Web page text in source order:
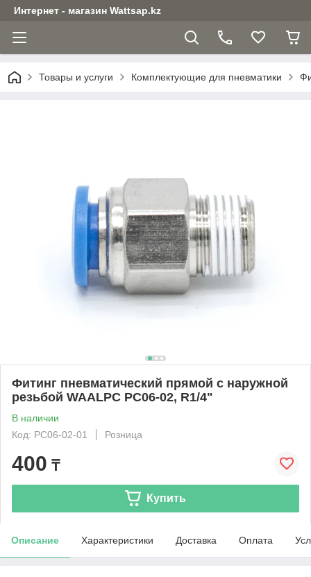
Интернет - магазин Wattsap.kz
Товары и услуги Комплектующие для пневматики
Фитинг пневматический прямой с наружной
резьбой WAALPC PC06-02, R1/4"
В наличии
Код: PC06-02-01
Розница
400 ₸
Купить
Описание Характеристики Доставка Оплата